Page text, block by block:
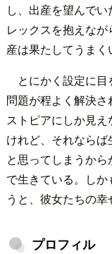
し、出産を望んで
レックスを抱えな
産は果たしてうま
とにかく設定に
問題が程よく解決
ストピアにしか見
けれど、それなら
と思ってしまうか
で生きている。し
うと、彼女たちの幸
プロフィル